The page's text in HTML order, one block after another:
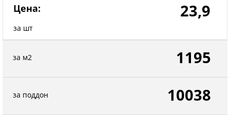
Цена:
за шт
23,9
за м2 1195
за поддон 10038